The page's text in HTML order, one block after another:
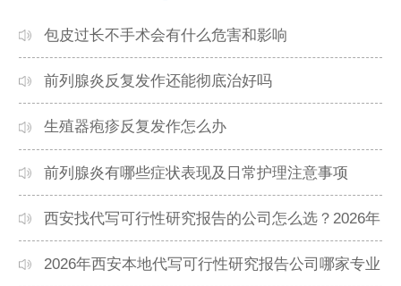
包皮过长不手术会有什么危害和影响
前列腺炎反复发作还能彻底治好吗
生殖器疱疹反复发作怎么办
前列腺炎有哪些症状表现及日常护理注意事项
西安找代写可行性研究报告的公司怎么选？2026年
本地高口碑机构排名
2026年西安本地代写可行性研究报告公司哪家专业